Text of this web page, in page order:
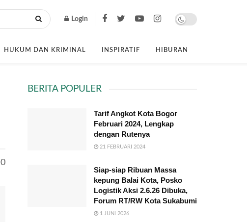
Login
HUKUM DAN KRIMINAL INSPIRATIF HIBURAN
0
BERITA POPULER
Tarif Angkot Kota Bogor
Februari 2024, Lengkap
dengan Rutenya
21 FEBRUARI 2024
Siap-siap Ribuan Massa
kepung Balai Kota, Posko
Logistik Aksi 2.6.26 Dibuka,
Forum RT/RW Kota Sukabumi
1 JUNI 2026